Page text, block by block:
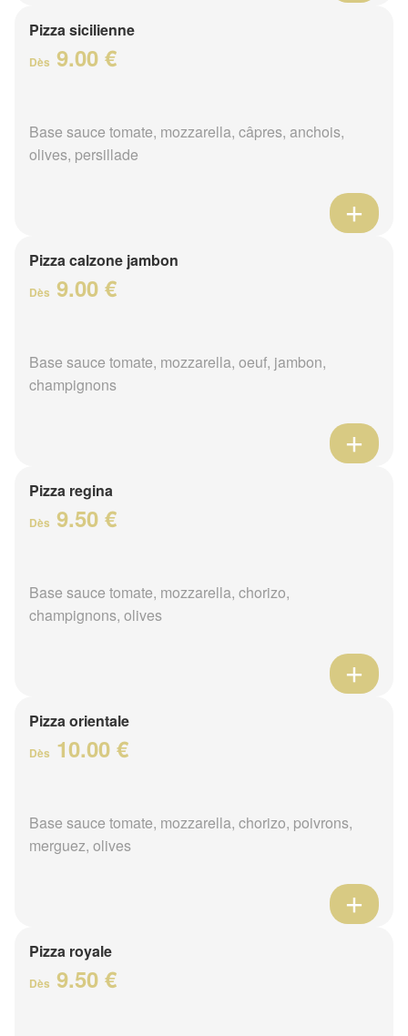
Pizza sicilienne
Dès 9.00 €
Base sauce tomate, mozzarella, câpres, anchois,
olives, persillade
Pizza calzone jambon
Dès 9.00 €
Base sauce tomate, mozzarella, oeuf, jambon,
champignons
Pizza regina
Dès 9.50 €
Base sauce tomate, mozzarella, chorizo,
champignons, olives
Pizza orientale
Dès 10.00 €
Base sauce tomate, mozzarella, chorizo, poivrons,
merguez, olives
Pizza royale
Dès 9.50 €